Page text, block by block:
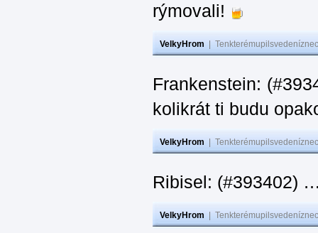
rýmovali!
VelkyHrom
Frankenstein:
kolikrát ti budu
VelkyHrom
Ribisel: (#393402)
VelkyHrom